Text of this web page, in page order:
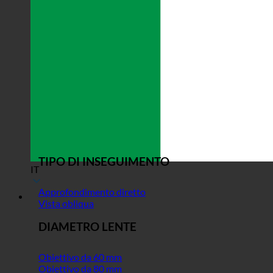
IT
TIPO DI INSEGUIMENTO
Approfondimento diretto
Vista obliqua
DIAMETRO LENTE
Obiettivo da 60 mm
Obiettivo da 80 mm